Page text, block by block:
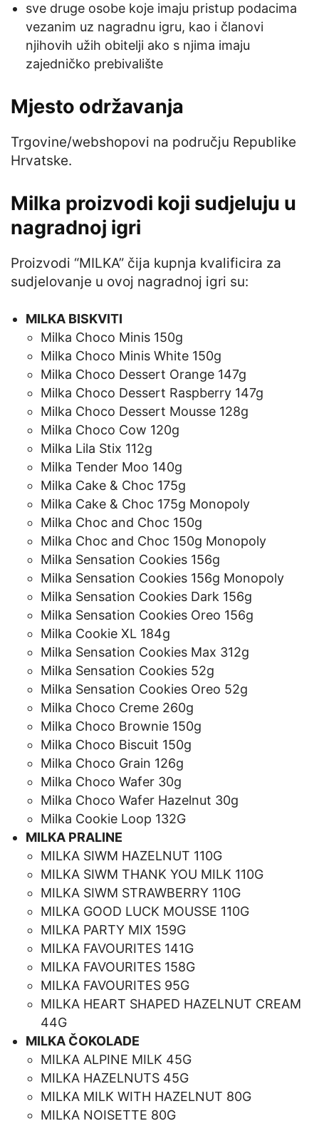
sve druge osobe koje imaju pristup podacima
vezanim uz nagradnu igru, kao i članovi
njihovih užih obitelji ako s njima imaju
zajedničko prebivalište
Mjesto održavanja
Trgovine/webshopovi na području Republike
Hrvatske.
Milka proizvodi koji sudjeluju u
nagradnoj igri
Proizvodi “MILKA” čija kupnja kvalificira za
sudjelovanje u ovoj nagradnoj igri su:
MILKA BISKVITI
Milka Choco Minis 150g
Milka Choco Minis White 150g
Milka Choco Dessert Orange 147g
Milka Choco Dessert Raspberry 147g
Milka Choco Dessert Mousse 128g
Milka Choco Cow 120g
Milka Lila Stix 112g
Milka Tender Moo 140g
Milka Cake & Choc 175g
Milka Cake & Choc 175g Monopoly
Milka Choc and Choc 150g
Milka Choc and Choc 150g Monopoly
Milka Sensation Cookies 156g
Milka Sensation Cookies 156g Monopoly
Milka Sensation Cookies Dark 156g
Milka Sensation Cookies Oreo 156g
Milka Cookie XL 184g
Milka Sensation Cookies Max 312g
Milka Sensation Cookies 52g
Milka Sensation Cookies Oreo 52g
Milka Choco Creme 260g
Milka Choco Brownie 150g
Milka Choco Biscuit 150g
Milka Choco Grain 126g
Milka Choco Wafer 30g
Milka Choco Wafer Hazelnut 30g
Milka Cookie Loop 132G
MILKA PRALINE
MILKA SIWM HAZELNUT 110G
MILKA SIWM THANK YOU MILK 110G
MILKA SIWM STRAWBERRY 110G
MILKA GOOD LUCK MOUSSE 110G
MILKA PARTY MIX 159G
MILKA FAVOURITES 141G
MILKA FAVOURITES 158G
MILKA FAVOURITES 95G
MILKA HEART SHAPED HAZELNUT CREAM
44G
MILKA ČOKOLADE
MILKA ALPINE MILK 45G
MILKA HAZELNUTS 45G
MILKA MILK WITH HAZELNUT 80G
MILKA NOISETTE 80G